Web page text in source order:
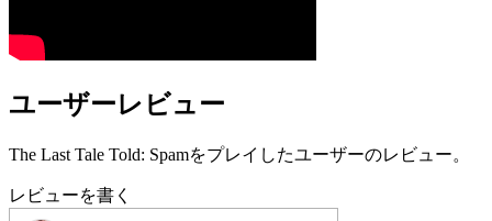
ユーザーレビュー
The Last Tale Told: Spamをプレイしたユーザーのレビュー。
レビューを書く